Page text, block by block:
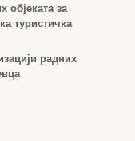
објеката за
туристичка
радних